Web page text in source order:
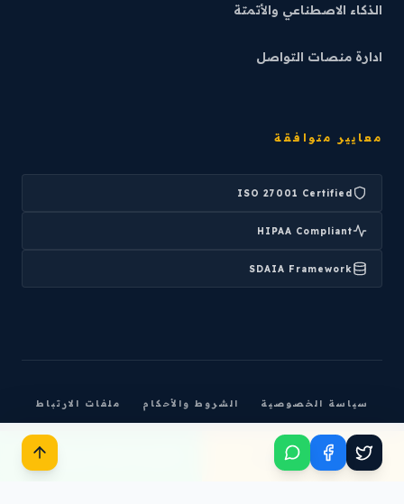
الذكاء الاصطناعي والأتمتة
ادارة منصات التواصل
معايير متوافقة
ISO 27001 Certified
HIPAA Compliant
SDAIA Framework
سياسة الخصوصية الشروط والأحكام ملفات الارتباط
© 2026 REMAH DIGITAL LLC. ALL RIGHTS RESERVED.
ابدأ مشروعك تحدث معنا عبر واتساب